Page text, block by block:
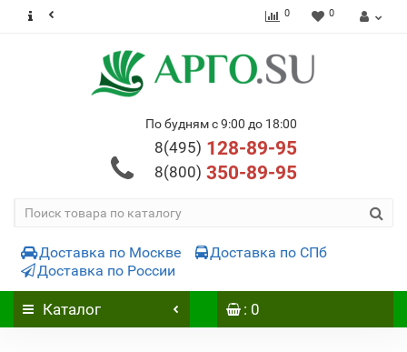
0 0
По будням с 9:00 до 18:00
8(495) 128-89-95
8(800) 350-89-95
Доставка по Москве
Доставка по СПб
Доставка по России
Каталог : 0